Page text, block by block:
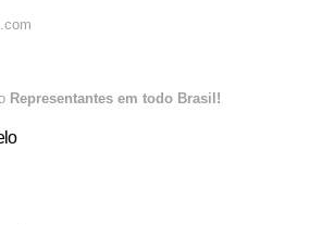
Representantes em todo Brasil!